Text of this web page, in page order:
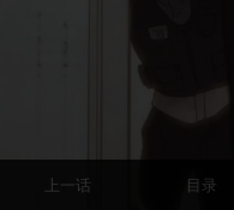
上一话 目录